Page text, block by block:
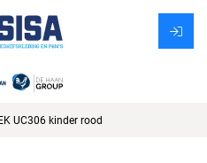
UC306 kinder rood